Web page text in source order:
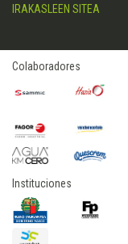
IRAKASLEEN SITEA
Colaboradores
Instituciones